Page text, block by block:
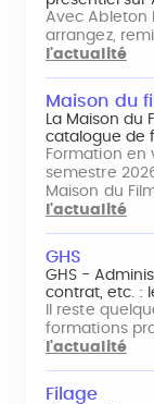
Avec Ableton
arrangez,
l'actualité
Maison du
La Maison du
catalogue de
Formation en
semestre
Maison du
l'actualité
GHS
GHS -
contrat, etc. :
Il reste
formations
l'actualité
Filage